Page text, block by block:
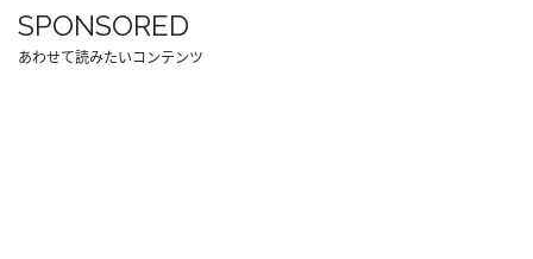
SPONSORED
あわせて読みたいコンテンツ